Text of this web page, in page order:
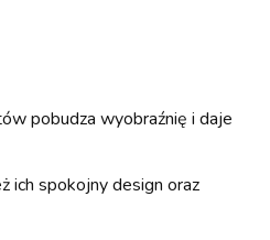
pobudza wyobraźnię i daje
ich spokojny design oraz